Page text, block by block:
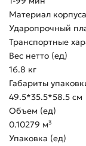
Материал корпуса
Ударопрочный
Транспортные
Вес нетто (ед)
16.8 кг
Габариты
49.5*35.5*58.5 см
Объем (ед)
0.10279 м³
Упаковка (ед)